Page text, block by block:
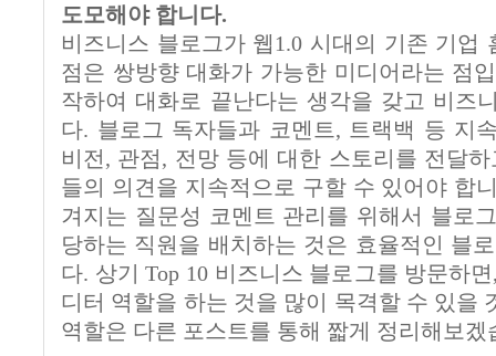
도모해야 합니다.
비즈니스 블로그가 웹1.0 시대의 기존 기업
점은 쌍방향 대화가 가능한 미디어라는 점
작하여 대화로 끝난다는 생각을 갖고 비즈
다. 블로그 독자들과 코멘트, 트랙백 등 지
비전, 관점, 전망 등에 대한 스토리를 전달
들의 의견을 지속적으로 구할 수 있어야 합
겨지는 질문성 코멘트 관리를 위해서 블로
당하는 직원을 배치하는 것은 효율적인 블
다. 상기 Top 10 비즈니스 블로그를 방문하
디터 역할을 하는 것을 많이 목격할 수 있을
역할은 다른 포스트를 통해 짧게 정리해보겠